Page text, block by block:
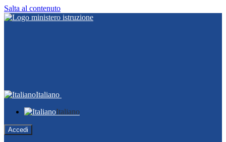
Salta al contenuto
Italiano
Italiano
Accedi